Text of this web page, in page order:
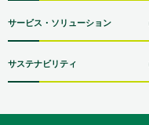
サービス・ソリューション
サステナビリティ